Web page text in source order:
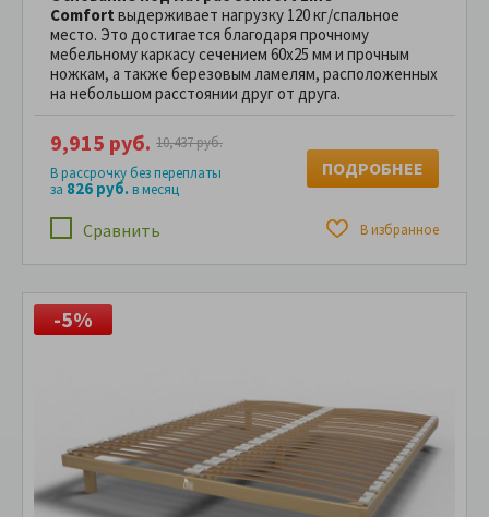
Comfort выдерживает нагрузку 120 кг/спальное
место. Это достигается благодаря прочному
мебельному каркасу сечением 60х25 мм и прочным
ножкам, а также березовым ламелям, расположенных
на небольшом расстоянии друг от друга.
Сравнить В избранное
9,915 руб. 10,437 руб.
В рассрочку без переплаты
за 826 руб.в месяц
ПОДРОБНЕЕ
-5%